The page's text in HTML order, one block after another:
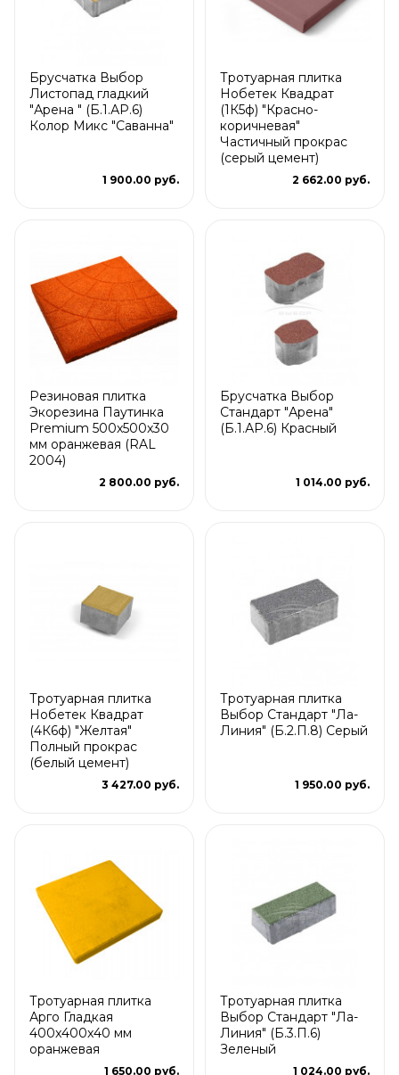
Брусчатка Выбор
Листопад гладкий
"Арена " (Б.1.АР.6)
Колор Микс "Саванна"
1 900.00 руб.
Тротуарная плитка
Нобетек Квадрат
(1К5ф) "Красно-
коричневая"
Частичный прокрас
(серый цемент)
2 662.00 руб.
Резиновая плитка
Экорезина Паутинка
Premium 500x500x30
мм оранжевая (RAL
2004)
2 800.00 руб.
Брусчатка Выбор
Стандарт "Арена"
(Б.1.АР.6) Красный
1 014.00 руб.
Тротуарная плитка
Нобетек Квадрат
(4К6ф) "Желтая"
Полный прокрас
(белый цемент)
3 427.00 руб.
Тротуарная плитка
Выбор Стандарт "Ла-
Линия" (Б.2.П.8) Серый
1 950.00 руб.
Тротуарная плитка
Арго Гладкая
400x400x40 мм
оранжевая
1 650.00 руб.
Тротуарная плитка
Выбор Стандарт "Ла-
Линия" (Б.3.П.6)
Зеленый
1 024.00 руб.